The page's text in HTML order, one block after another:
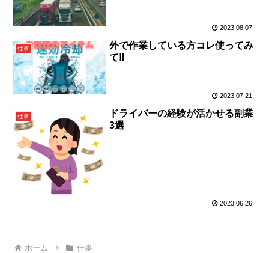
2023.08.07
仕事
外で作業している方コレ使ってみ
て‼️
2023.07.21
仕事
ドライバーの経験が活かせる副業
3選
2023.06.26
ホーム 仕事